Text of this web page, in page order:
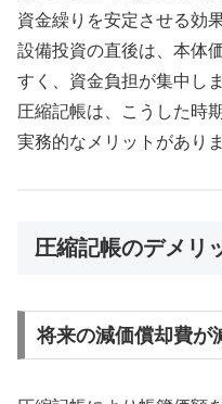
資金繰りを安定させる効
設備投資の直後は、本体
すく、資金負担が集中しま
圧縮記帳は、こうした時
実務的なメリットがありま
圧縮記帳のデメリ
将来の減価償却費が